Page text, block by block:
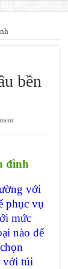
bền
đình
với
phục vụ
mức
nào để
với túi